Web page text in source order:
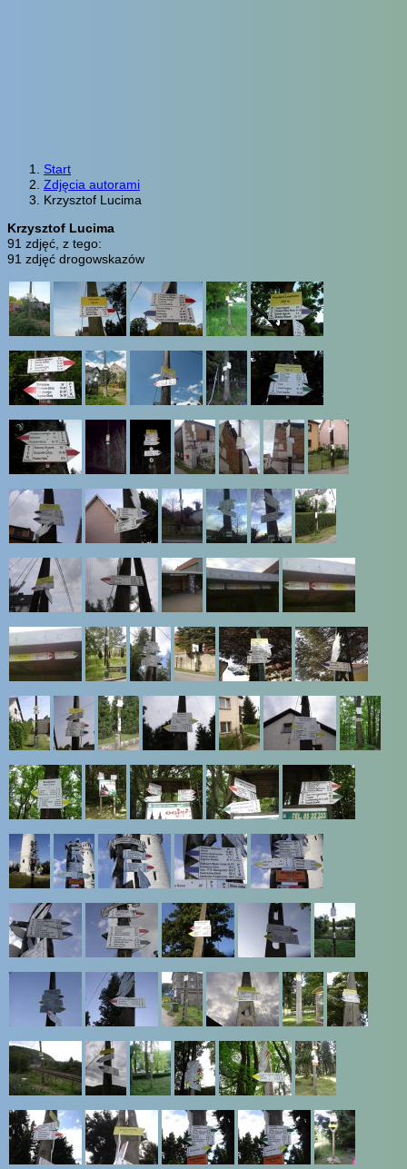
Start
Zdjęcia autorami
Krzysztof Lucima
Krzysztof Lucima
91 zdjęć, z tego:
91 zdjęć drogowskazów